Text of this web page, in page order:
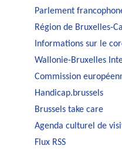
Parlement
Région de Bruxelles-
Informations sur le
Wallonie-Bruxelles
Commission
Handicap.brussels
Brussels take care
Agenda culturel de
Flux RSS